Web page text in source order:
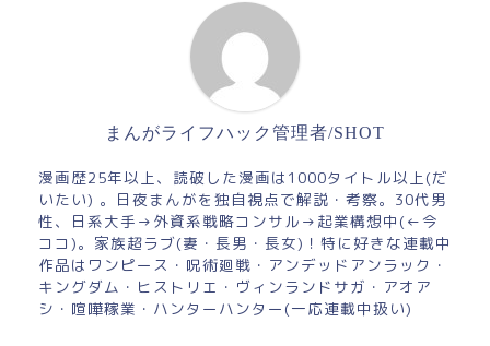
まんがライフハック管理者/SHOT
漫画歴25年以上、読破した漫画は1000タイトル以上(だ
いたい) 。日夜まんがを独自視点で解説・考察。30代男
性、日系大手→外資系戦略コンサル→起業構想中(←今
ココ)。家族超ラブ(妻・長男・長女)！特に好きな連載中
作品はワンピース・呪術廻戦・アンデッドアンラック・
キングダム・ヒストリエ・ヴィンランドサガ・アオア
シ・喧嘩稼業・ハンターハンター(一応連載中扱い)